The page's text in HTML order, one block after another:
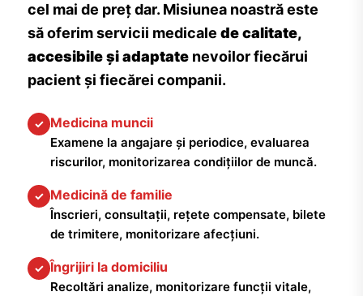
cel mai de preț dar. Misiunea noastră este
să oferim servicii medicale de calitate,
accesibile și adaptate nevoilor fiecărui
pacient și fiecărei companii.
✓ Medicina muncii
Examene la angajare și periodice, evaluarea
riscurilor, monitorizarea condițiilor de muncă.
✓ Medicină de familie
Înscrieri, consultații, rețete compensate, bilete
de trimitere, monitorizare afecțiuni.
✓ Îngrijiri la domiciliu
Recoltări analize, monitorizare funcții vitale,